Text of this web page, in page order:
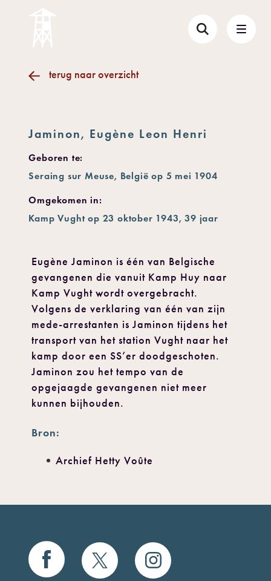
terug naar overzicht
Jaminon, Eugène Leon Henri
Geboren te:
Seraing sur Meuse, België op 5 mei 1904
Omgekomen in:
Kamp Vught op 23 oktober 1943, 39 jaar
Eugène Jaminon is één van Belgische
gevangenen die vanuit Kamp Huy naar
Kamp Vught wordt overgebracht.
Volgens de verklaring van één van zijn
mede-arrestanten is Jaminon tijdens het
transport van het station Vught naar het
kamp door een SS’er doodgeschoten.
Jaminon zou het tempo van de
opgejaagde gevangenen niet meer
kunnen bijhouden.
Bron:
Archief Hetty Voûte